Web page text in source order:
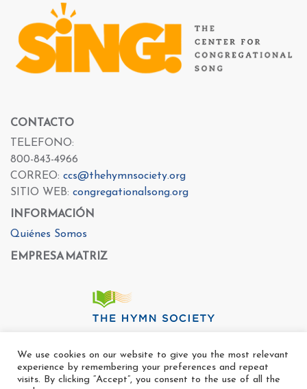
CONTACTO
TELEFONO:
800-843-4966
CORREO: ccs@thehymnsociety.org
SITIO WEB: congregationalsong.org
INFORMACIÓN
Quiénes Somos
EMPRESA MATRIZ
We use cookies on our website to give you the most relevant
experience by remembering your preferences and repeat
visits. By clicking “Accept”, you consent to the use of all the